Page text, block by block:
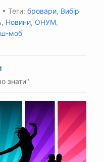
• Теги: бровари, Вибір
, Новини, ОНУМ,
моб
знати"